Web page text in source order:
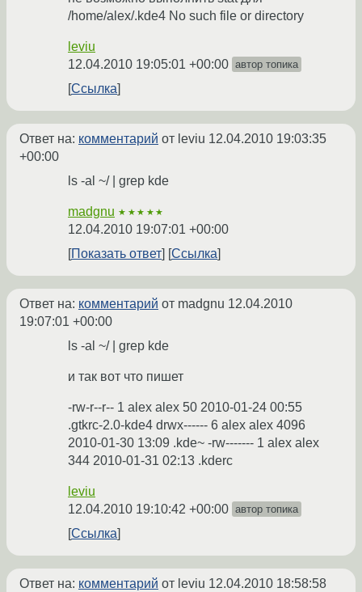
/home/alex/.kde4 No such file or directory
leviu
12.04.2010 19:05:01 +00:00 автор топика
Ссылка
Ответ на: комментарий от leviu 12.04.2010 19:03:35
+00:00
ls -al ~/ | grep kde
madgnu ★★★★★
12.04.2010 19:07:01 +00:00
Показать ответ
Ссылка
Ответ на: комментарий от madgnu 12.04.2010
19:07:01 +00:00
ls -al ~/ | grep kde
и так вот что пишет
-rw-r--r-- 1 alex alex 50 2010-01-24 00:55
.gtkrc-2.0-kde4 drwx------ 6 alex alex 4096
2010-01-30 13:09 .kde~ -rw------- 1 alex alex
344 2010-01-31 02:13 .kderc
leviu
12.04.2010 19:10:42 +00:00 автор топика
Ссылка
Ответ на: комментарий от leviu 12.04.2010 18:58:58